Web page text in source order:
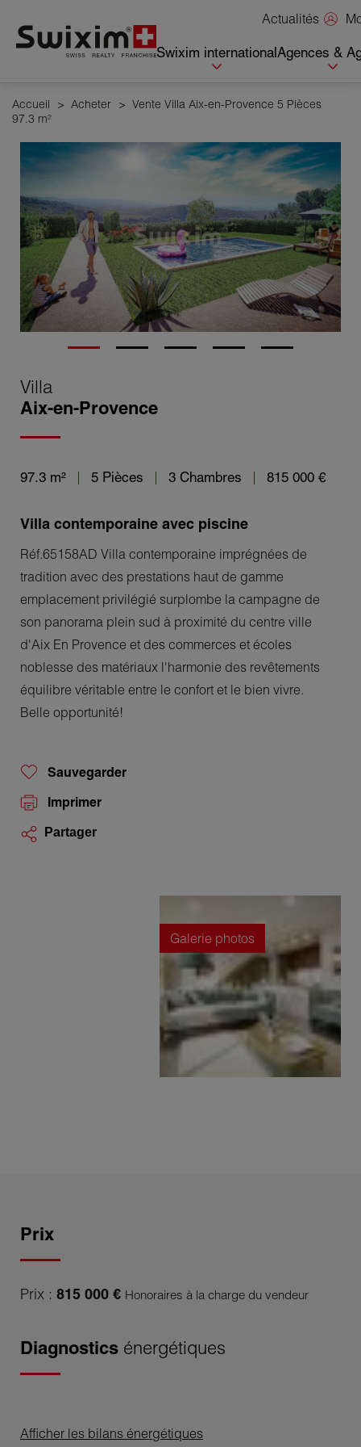
Actualités
Swixim internationalAgences &
Accueil > Acheter > Vente Villa Aix-en-Provence 5 Pièces
97.3 m²
Villa
Aix-en-Provence
97.3 m² 5 Pièces 3 Chambres 815 000 €
Villa contemporaine avec piscine
Réf.65158AD Villa contemporaine imprégnées de
tradition avec des prestations haut de gamme
emplacement privilégié surplombe la campagne de
son panorama plein sud à proximité du centre ville
d'Aix En Provence et des commerces et écoles
noblesse des matériaux l'harmonie des revêtements
équilibre véritable entre le confort et le bien vivre.
Belle opportunité!
Sauvegarder
Imprimer
Partager
Galerie photos
Prix
Prix : 815 000 € Honoraires à la charge du vendeur
Diagnostics énergétiques
Afficher les bilans énergétiques